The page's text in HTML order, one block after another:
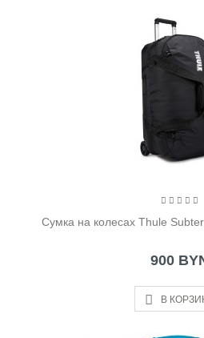
Cумка на колесах Thule
900
В